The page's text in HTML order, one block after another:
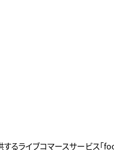
るライブコマースサービス「